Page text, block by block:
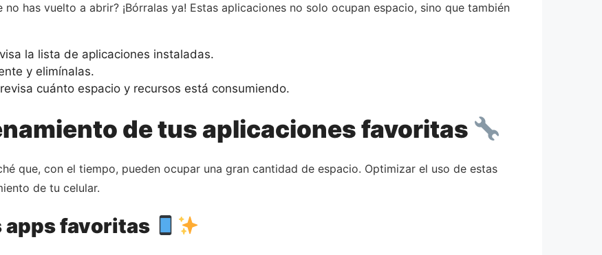
has vuelto a abrir? ¡Bórralas ya! Estas aplicaciones no solo ocupan espacio, sino que también
la lista de aplicaciones instaladas.
y elimínalas.
cuánto espacio y recursos está consumiendo.
de tus aplicaciones favoritas
que, con el tiempo, pueden ocupar una gran cantidad de espacio. Optimizar el uso de estas
de tu celular.
apps favoritas